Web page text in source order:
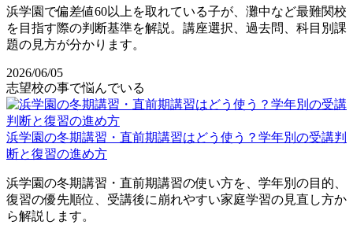
浜学園で偏差値60以上を取れている子が、灘中など最難関校
を目指す際の判断基準を解説。講座選択、過去問、科目別課
題の見方が分かります。
2026/06/05
志望校の事で悩んでいる
浜学園の冬期講習・直前期講習はどう使う？学年別の受講判
断と復習の進め方
浜学園の冬期講習・直前期講習の使い方を、学年別の目的、
復習の優先順位、受講後に崩れやすい家庭学習の見直し方か
ら解説します。